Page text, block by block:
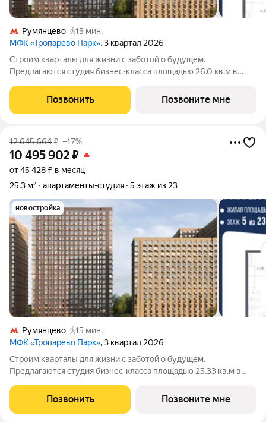
Румянцево
15 мин.
МФК «Тропарево Парк», 3 квартал 2026
Строим кварталы для жизни с заботой о будущем.
Предлагаются студия бизнес-класса площадью 26.0 кв.м в
комплексе "Тропарево Парк".Проект строится полностью с
отделкой, которая включает ламинат, обои
Позвонить Позвоните мне
12 645 664₽ –17%
10 495 902₽
от 45 428 ₽ в месяц
25,3 м²
апартаменты-студия 5 этаж из 23
новостройка
Румянцево
15 мин.
МФК «Тропарево Парк», 3 квартал 2026
Строим кварталы для жизни с заботой о будущем.
Предлагаются студия бизнес-класса площадью 25.33 кв.м в
комплексе "Тропарево Парк".Проект строится полностью с
отделкой, которая включает ламинат, обои
Позвонить Позвоните мне